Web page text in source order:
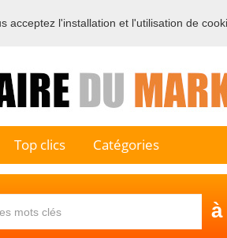
Bienvenue sur l'annuaire professionnel du
Top clics Catégories
à
acceptez l'installation et l'utilisation de